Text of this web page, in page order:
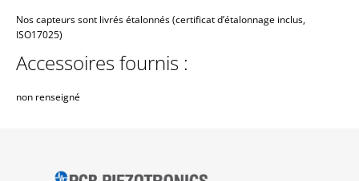
Nos capteurs sont livrés étalonnés (certificat d’étalonnage inclus,
ISO17025)
Accessoires fournis :
non renseigné